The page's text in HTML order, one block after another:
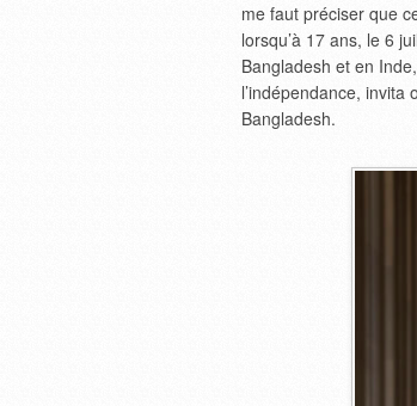
me faut préciser que
lorsqu’à 17 ans, le 6
Bangladesh et en
l’indépendance, invita
Bangladesh.